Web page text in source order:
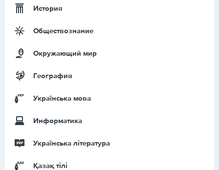
История
Обществознание
Окружающий мир
География
Українська мова
Информатика
Українська література
Қазақ тiлi